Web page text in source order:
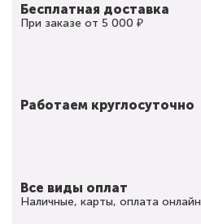
Бесплатная доставка
При заказе от 5 000 ₽
Работаем круглосуточно
Все виды оплат
Наличные, карты, оплата онлайн